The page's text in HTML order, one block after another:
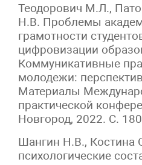
Теодорович М.Л.,
Н.В. Проблемы
грамотности
цифровизации
Коммуникативные
молодежи:
Материалы
практической
Новгород, 2022. С.
Шангин Н.В., Костина
психологические